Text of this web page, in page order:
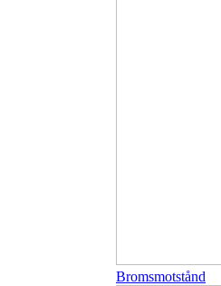
Bromsmotstånd